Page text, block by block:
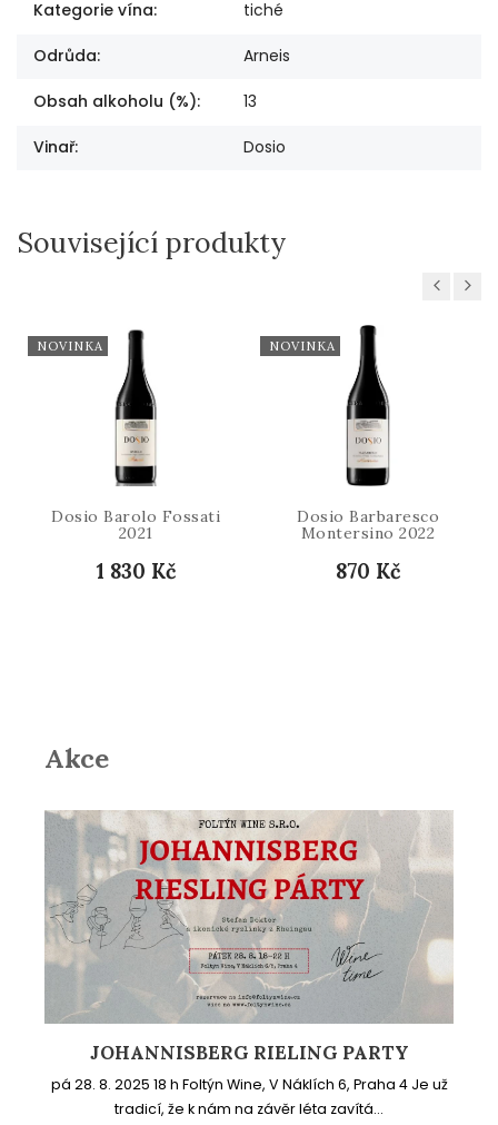
Kategorie vína: tiché
Odrůda: Arneis
Obsah alkoholu (%): 13
Vinař: Dosio
Související produkty
Previous
NOVINKA
Dosio Barolo Fossati
2021
1 830 Kč
NOVINKA
Dosio Barbaresco
Montersino 2022
870 Kč
Next
Akce
JOHANNISBERG RIELING PARTY
pá 28. 8. 2025 18 h Foltýn Wine, V Náklích 6, Praha 4 Je už
tradicí, že k nám na závěr léta zavítá...